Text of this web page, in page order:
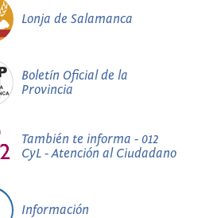
Lonja de Salamanca
Boletín Oficial de la
Provincia
También te informa - 012
CyL - Atención al Ciudadano
Información